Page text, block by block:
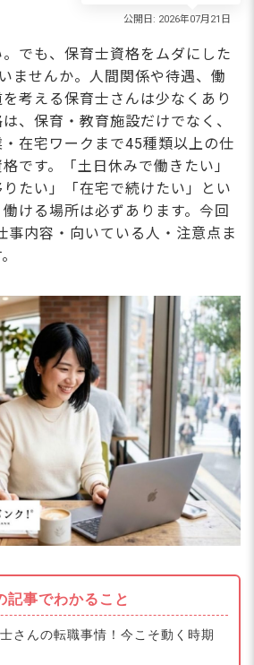
。でも、保育士資格をムダにした
ませんか。人間関係や待遇、働
考える保育士さんは少なくあり
、保育・教育施設だけでなく、
在宅ワークまで45種類以上の仕
です。「土日休みで働きたい」
りたい」「在宅で続けたい」とい
ける場所は必ずあります。今回
事内容・向いている人・注意点ま
記事でわかること
さんの転職事情！今こそ動く時期